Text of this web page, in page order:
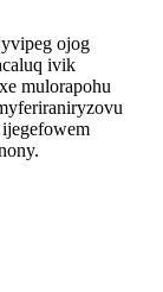
ojog
ivik
mulorapohu